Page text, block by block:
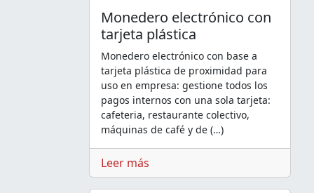
Monedero electrónico con
tarjeta plástica
Monedero electrónico con base a
tarjeta plástica de proximidad para
uso en empresa: gestione todos los
pagos internos con una sola tarjeta:
cafeteria, restaurante colectivo,
máquinas de café y de (…)
Leer más